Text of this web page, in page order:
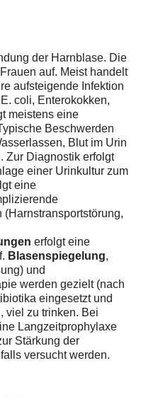
der Harnblase. Die
auf. Meist handelt
aufsteigende Infektion
coli, Enterokokken,
meistens eine
Beschwerden
Blut im Urin
Zur Diagnostik erfolgt
einer Urinkultur zum
eine
erfolgt eine
Blasenspiegelung,
und
werden gezielt (nach
eingesetzt und
viel zu trinken. Bei
Langzeitprophylaxe
Stärkung der
versucht werden.